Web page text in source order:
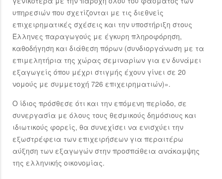
υπηρεσιών που σχετίζονται με τις διεθνείς
επιχειρηματικές σχέσεις και την υποστήριξη στους
Έλληνες παραγωγούς με έγκυρη πληροφόρηση,
καθοδήγηση και διάθεση πόρων (συνδιοργάνωση με τα
επιμελητήρια της χώρας σεμιναρίων για εν δυνάμει
εξαγωγείς όπου μέχρι στιγμής έχουν γίνει σε 20
νομούς με συμμετοχή 726 επιχειρηματιών)».
Ο ίδιος πρόσθεσε ότι και την επόμενη περίοδο, σε
συνεργασία με όλους τους θεσμικούς δημόσιους και
ιδιωτικούς φορείς, θα συνεχίσει να ενισχύει την
εξωστρέφεια των επιχειρήσεων για περαιτέρω
αύξηση των εξαγωγών στην προσπάθεια ανάκαμψης
της ελληνικής οικονομίας.